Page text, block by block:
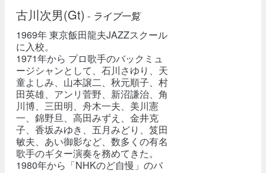
古川次男(Gt) - ライブ一覧
1969年 東京飯田龍夫JAZZスクール
に入校。
1971年から プロ歌手のバックミュ
ージシャンとして、石川さゆり、天
童よしみ、山本譲二、秋元順子、村
田英雄、アンリ菅野、新沼謙治、角
川博、三田明、舟木一夫、美川憲
一、錦野旦、高田みずえ、金井克
子、香坂みゆき、五月みどり、笈田
敏夫、あい御影など、数多くの有名
歌手のギター演奏を務めてきた。
1980年から「NHKのど自慢」のバ